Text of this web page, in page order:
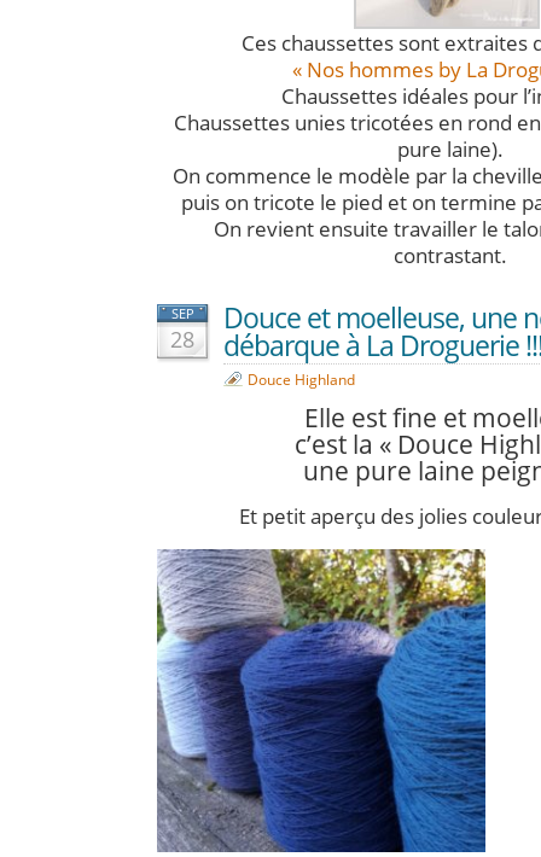
Ces chaussettes sont extraites
« Nos hommes by La
Chaussettes idéales pour
Chaussettes unies tricotées en rond
pure laine).
On commence le modèle par la
puis on tricote le pied et on termine
On revient ensuite travailler le
contrastant.
SEP
28
Douce et moelleuse, une
débarque à La Droguerie
Douce Highland
Elle est fine et
c’est la « Douce
une pure laine
Et petit aperçu des jolies